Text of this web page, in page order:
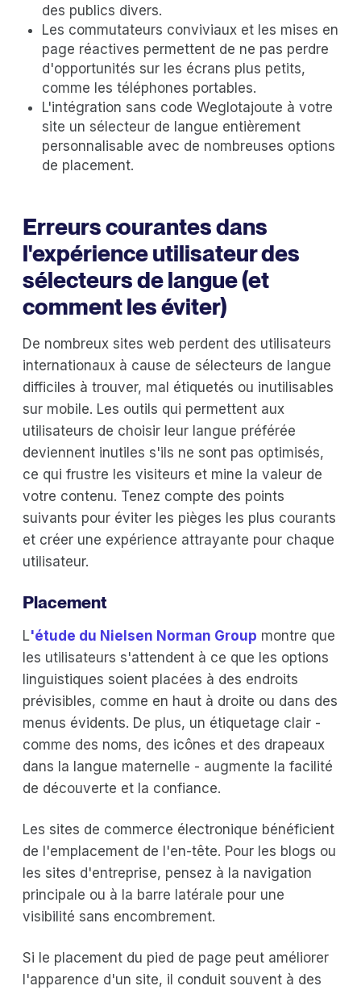
des publics divers.
Les commutateurs conviviaux et les mises en
page réactives permettent de ne pas perdre
d'opportunités sur les écrans plus petits,
comme les téléphones portables.
L'intégration sans code Weglotajoute à votre
site un sélecteur de langue entièrement
personnalisable avec de nombreuses options
de placement.
Erreurs courantes dans
l'expérience utilisateur des
sélecteurs de langue (et
comment les éviter)
De nombreux sites web perdent des utilisateurs
internationaux à cause de sélecteurs de langue
difficiles à trouver, mal étiquetés ou inutilisables
sur mobile. Les outils qui permettent aux
utilisateurs de choisir leur langue préférée
deviennent inutiles s'ils ne sont pas optimisés,
ce qui frustre les visiteurs et mine la valeur de
votre contenu. Tenez compte des points
suivants pour éviter les pièges les plus courants
et créer une expérience attrayante pour chaque
utilisateur.
Placement
L'étude du Nielsen Norman Group montre que
les utilisateurs s'attendent à ce que les options
linguistiques soient placées à des endroits
prévisibles, comme en haut à droite ou dans des
menus évidents. De plus, un étiquetage clair -
comme des noms, des icônes et des drapeaux
dans la langue maternelle - augmente la facilité
de découverte et la confiance.
Les sites de commerce électronique bénéficient
de l'emplacement de l'en-tête. Pour les blogs ou
les sites d'entreprise, pensez à la navigation
principale ou à la barre latérale pour une
visibilité sans encombrement.
Si le placement du pied de page peut améliorer
l'apparence d'un site, il conduit souvent à des